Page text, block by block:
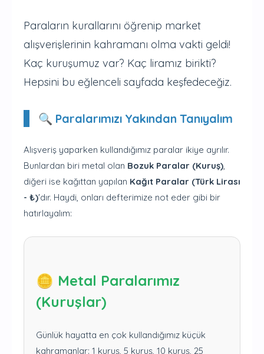
Paraların kurallarını öğrenip market
alışverişlerinin kahramanı olma vakti geldi!
Kaç kuruşumuz var? Kaç liramız birikti?
Hepsini bu eğlenceli sayfada keşfedeceğiz.
🔍 Paralarımızı Yakından Tanıyalım
Alışveriş yaparken kullandığımız paralar ikiye ayrılır.
Bunlardan biri metal olan Bozuk Paralar (Kuruş),
diğeri ise kağıttan yapılan Kağıt Paralar (Türk Lirası
- ₺)'dır. Haydi, onları defterimize not eder gibi bir
hatırlayalım:
🪙 Metal Paralarımız
(Kuruşlar)
Günlük hayatta en çok kullandığımız küçük
kahramanlar: 1 kuruş, 5 kuruş, 10 kuruş, 25